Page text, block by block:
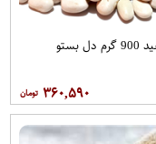
بستو
۳۶۰,۵۹۰